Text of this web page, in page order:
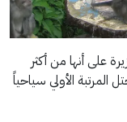
على أنها من أكثر
المرتبة الأولي سياحياً